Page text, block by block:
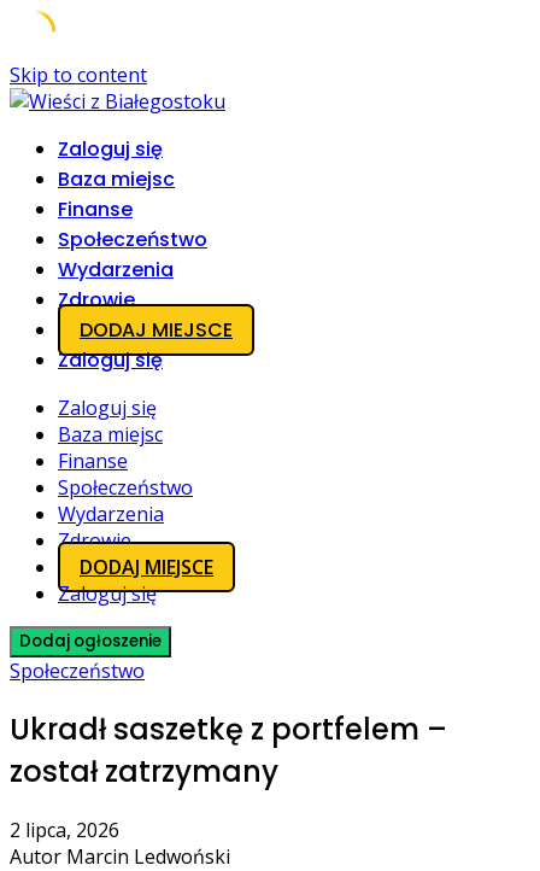
Skip to content
Zaloguj się
Baza miejsc
Finanse
Społeczeństwo
Wydarzenia
Zdrowie
DODAJ MIEJSCE
Zaloguj się
Zaloguj się
Baza miejsc
Finanse
Społeczeństwo
Wydarzenia
Zdrowie
DODAJ MIEJSCE
Zaloguj się
Dodaj ogłoszenie
Społeczeństwo
Ukradł saszetkę z portfelem –
został zatrzymany
2 lipca, 2026
Autor Marcin Ledwoński